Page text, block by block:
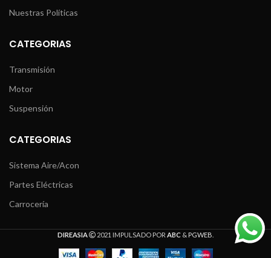
Nuestras Políticas
CATEGORIAS
Transmisión
Motor
Suspensión
CATEGORIAS
Sistema Aire/Acon
Partes Eléctricas
Carrocería
DIREASIA 2021 IMPULSADO POR ABC &PGWEB